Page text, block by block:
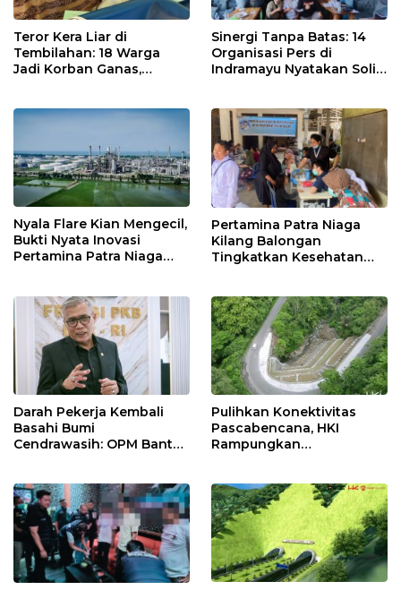
Teror Kera Liar di
Tembilahan: 18 Warga
Jadi Korban Ganas,
Sinergi Tanpa Batas: 14
Organisasi Pers di
Indramayu Nyatakan Solid
Nyala Flare Kian Mengecil,
Bukti Nyata Inovasi
Pertamina Patra Niaga
Pertamina Patra Niaga
Kilang Balongan
Tingkatkan Kesehatan
Rutin dan Edukasi
Perawatan Gigi
Darah Pekerja Kembali
Basahi Bumi
Cendrawasih: OPM Bantai
Pulihkan Konektivitas
Pascabencana, HKI
Rampungkan